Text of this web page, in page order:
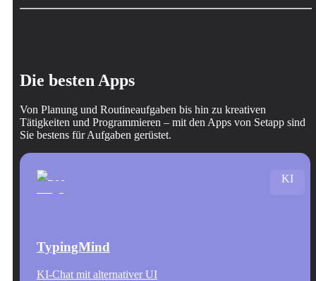
Die besten Apps
Von Planung und Routineaufgaben bis hin zu kreativen
Tätigkeiten und Programmieren – mit den Apps von Setapp sind
Sie bestens für Aufgaben gerüstet.
TypingMind
KI-Chat mit alternativer UI
KI